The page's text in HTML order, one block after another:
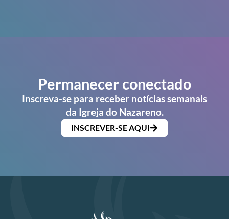
Permanecer conectado
Inscreva-se para receber notícias semanais
da Igreja do Nazareno.
INSCREVER-SE AQUI